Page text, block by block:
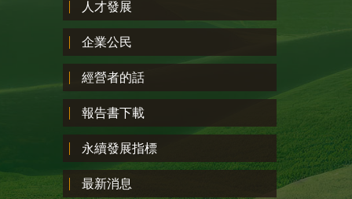
人才發展
企業公民
經營者的話
報告書下載
永續發展指標
最新消息